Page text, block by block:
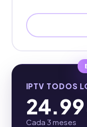
IPTV TODOS
24.99
Cada 3 meses